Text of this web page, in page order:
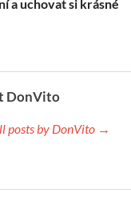
a uchovat si krásné
DonVito
posts by DonVito →